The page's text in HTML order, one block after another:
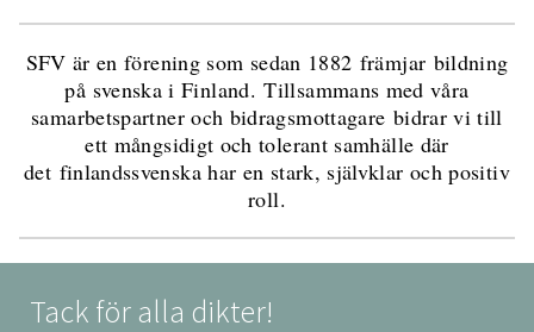
SFV är en förening som sedan 1882 främjar bildning
på svenska i Finland. Tillsammans med våra
samarbetspartner och bidragsmottagare bidrar vi till
ett mångsidigt och tolerant samhälle där
det finlandssvenska har en stark, självklar och positiv
roll.
Tack för alla dikter!